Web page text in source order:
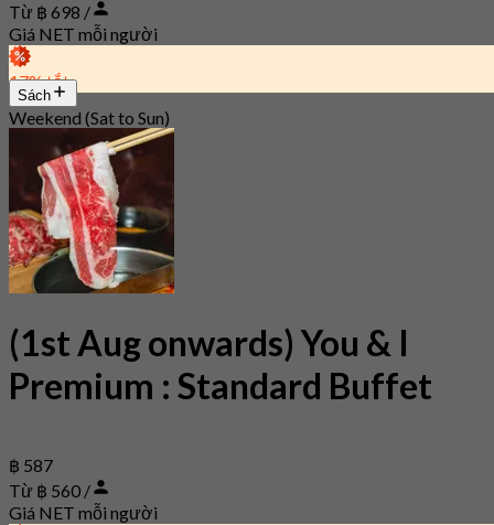
Từ ฿ 698 /
Giá NET mỗi người
17% tắt
Sách
Weekend (Sat to Sun)
(1st Aug onwards) You & I
Premium : Standard Buffet
฿ 587
Từ ฿ 560 /
Giá NET mỗi người